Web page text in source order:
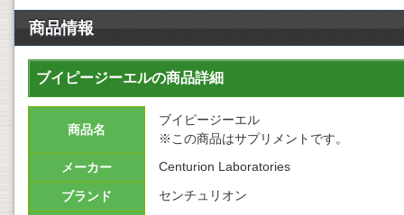
商品情報
ブイピージーエルの商品詳細
商品名
ブイピージーエル
※この商品はサプリメントです。
メーカー
Centurion Laboratories
ブランド センチュリオン